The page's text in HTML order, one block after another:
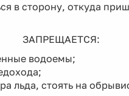
в сторону, откуда
ЗАПРЕЩАЕТСЯ:
водоемы;
льда, стоять на